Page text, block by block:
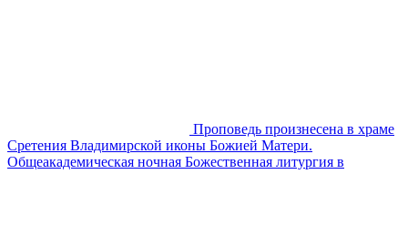
Проповедь произнесена в храме
Сретения Владимирской иконы Божией Матери.
Общеакадемическая ночная Божественная литургия в